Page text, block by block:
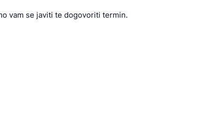
vam se javiti te dogovoriti termin.